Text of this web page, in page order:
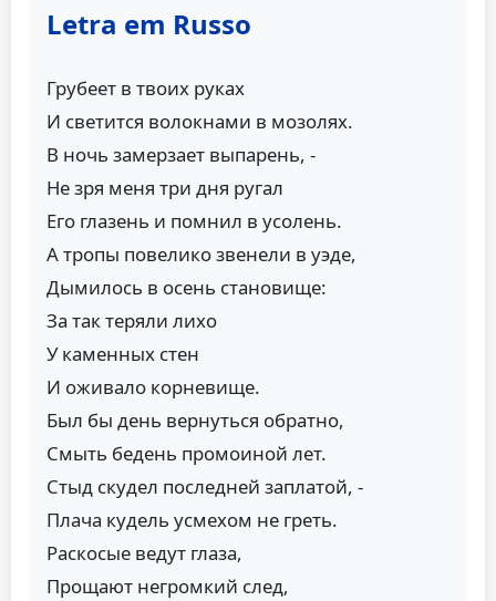
Letra em Russo
Грубеет в твоих руках
И светится волокнами в мозолях.
В ночь замерзает выпарень, -
Не зря меня три дня ругал
Его глазень и помнил в усолень.
А тропы повелико звенели в уэде,
Дымилось в осень становище:
За так теряли лихо
У каменных стен
И оживало корневище.
Был бы день вернуться обратно,
Смыть бедень промоиной лет.
Стыд скудел последней заплатой, -
Плача кудель усмехом не греть.
Раскосые ведут глаза,
Прощают негромкий след,